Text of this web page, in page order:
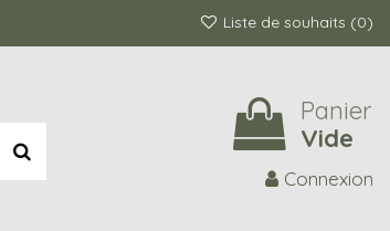
Liste de souhaits (0)
Panier
Vide
Connexion